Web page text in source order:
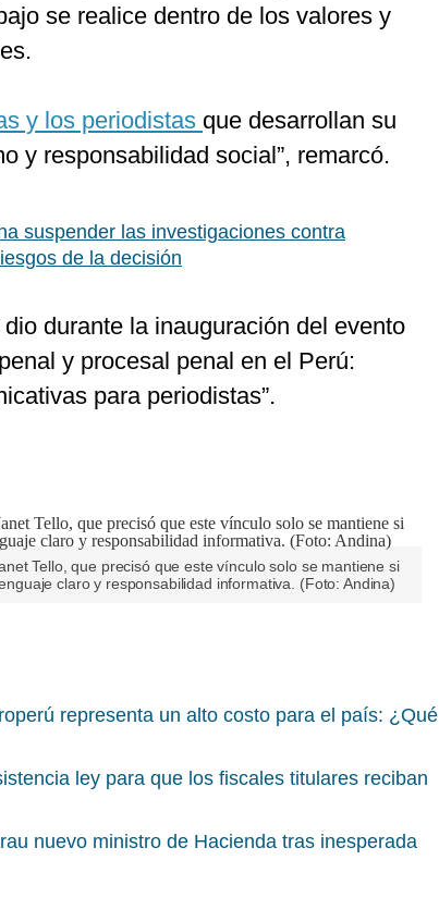
se realice dentro de los valores y
y los periodistas que desarrollan su
y responsabilidad social”, remarcó.
suspender las investigaciones contra
de la decisión
dio durante la inauguración del evento
y procesal penal en el Perú:
para periodistas”.
Tello, que precisó que este vínculo solo se mantiene si
claro y responsabilidad informativa. (Foto: Andina)
representa un alto costo para el país: ¿Qué
ley para que los fiscales titulares reciban
nuevo ministro de Hacienda tras inesperada